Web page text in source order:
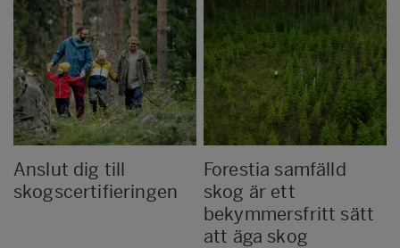
Anslut dig till
skogscertifieringen
Forestia samfälld
skog är ett
bekymmersfritt sätt
att äga skog